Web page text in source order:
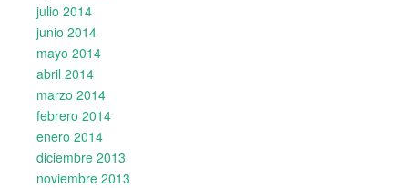
julio 2014
junio 2014
mayo 2014
abril 2014
marzo 2014
febrero 2014
enero 2014
diciembre 2013
noviembre 2013